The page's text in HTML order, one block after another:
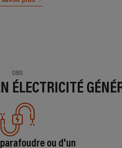
DBS
ÉLECTRICITÉ
parafoudre ou d'un